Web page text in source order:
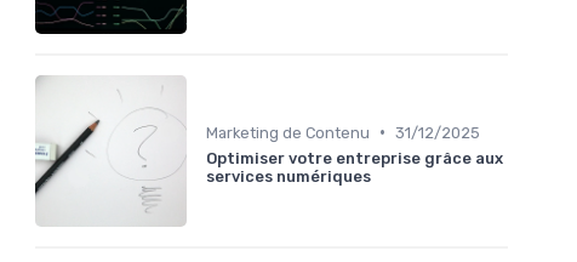
Marketing de Contenu • 31/12/2025
Optimiser votre entreprise grâce aux
services numériques